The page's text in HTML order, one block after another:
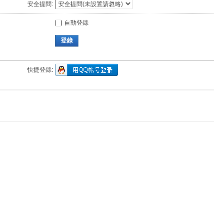
安全提問:
自動登錄
登錄
快捷登錄: